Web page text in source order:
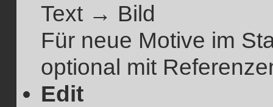
Text → Bild
Für neue Motive im
optional mit
Edit